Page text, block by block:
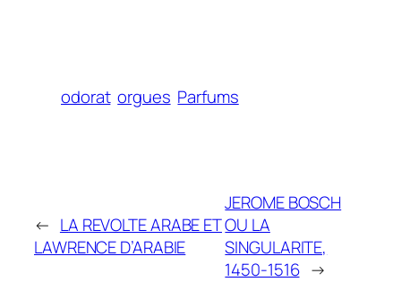
odorat orgues Parfums
← LA REVOLTE ARABE ET
LAWRENCE D’ARABIE
JEROME BOSCH
OU LA
SINGULARITE,
1450-1516 →